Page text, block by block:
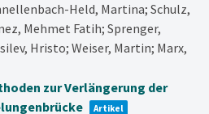
Held, Martina; Schulz,
Mehmet Fatih; Sprenger,
Hristo; Weiser, Martin; Marx,
zur Verlängerung der
Artikel